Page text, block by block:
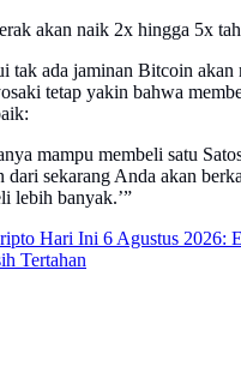
akan naik 2x hingga 5x
tak ada jaminan Bitcoin akan
tetap yakin bahwa
mampu membeli satu
sekarang Anda akan
lebih banyak.’”
Hari Ini 6 Agustus 2026:
Tertahan